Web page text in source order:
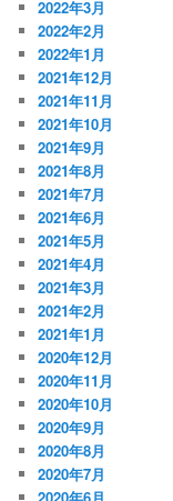
2022年3月
2022年2月
2022年1月
2021年12月
2021年11月
2021年10月
2021年9月
2021年8月
2021年7月
2021年6月
2021年5月
2021年4月
2021年3月
2021年2月
2021年1月
2020年12月
2020年11月
2020年10月
2020年9月
2020年8月
2020年7月